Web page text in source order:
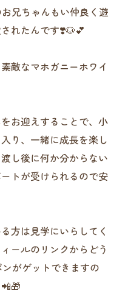
兄ちゃんもい仲良く遊
れたんです❣️🐶💕
敵なマホガニーホワイ
お迎えすることで、小
り、一緒に成長を楽し
し後に何か分からない
トが受けられるので安
方は見学にいらしてく
ールのリンクからどう
がゲットできますの